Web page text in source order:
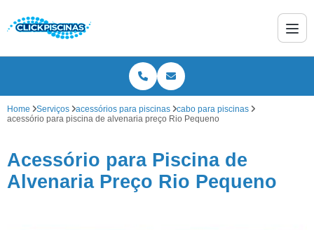
Home Serviços acessórios para piscinas
cabo para piscinas
acessório para piscina de alvenaria preço Rio Pequeno
Acessório para Piscina de
Alvenaria Preço Rio Pequeno